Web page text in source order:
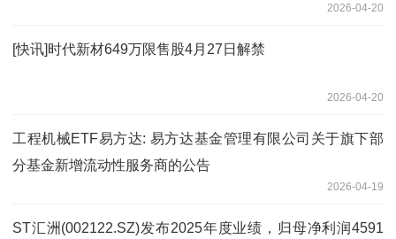
2026-04-20
[快讯]时代新材649万限售股4月27日解禁
2026-04-20
工程机械ETF易方达: 易方达基金管理有限公司关于旗下部
分基金新增流动性服务商的公告
2026-04-19
ST汇洲(002122.SZ)发布2025年度业绩，归母净利润4591